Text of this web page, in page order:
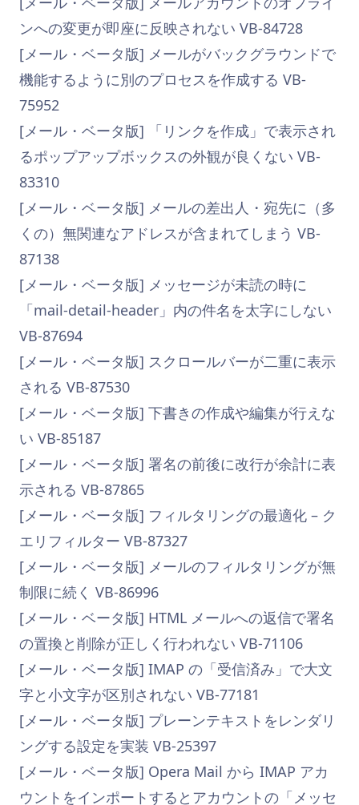
ンへの変更が即座に反映されない VB-84728
[メール・ベータ版] メールがバックグラウンドで
機能するように別のプロセスを作成する VB-
75952
[メール・ベータ版] 「リンクを作成」で表示され
るポップアップボックスの外観が良くない VB-
83310
[メール・ベータ版] メールの差出人・宛先に（多
くの）無関連なアドレスが含まれてしまう VB-
87138
[メール・ベータ版] メッセージが未読の時に
「mail-detail-header」内の件名を太字にしない
VB-87694
[メール・ベータ版] スクロールバーが二重に表示
される VB-87530
[メール・ベータ版] 下書きの作成や編集が行えな
い VB-85187
[メール・ベータ版] 署名の前後に改行が余計に表
示される VB-87865
[メール・ベータ版] フィルタリングの最適化 – ク
エリフィルター VB-87327
[メール・ベータ版] メールのフィルタリングが無
制限に続く VB-86996
[メール・ベータ版] HTML メールへの返信で署名
の置換と削除が正しく行われない VB-71106
[メール・ベータ版] IMAP の「受信済み」で大文
字と小文字が区別されない VB-77181
[メール・ベータ版] プレーンテキストをレンダリ
ングする設定を実装 VB-25397
[メール・ベータ版] Opera Mail から IMAP アカ
ウントをインポートするとアカウントの「メッセ